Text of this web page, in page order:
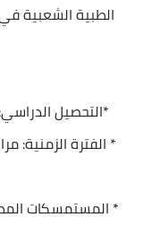
الطبية الشعبية
*التحصيل
* المستمسكات